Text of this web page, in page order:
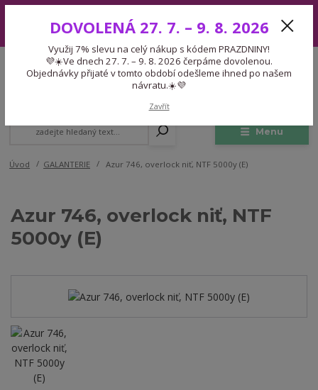
7. – 9. 8. 2026 čerpáme dovolenou. Objednávky přijaté v tomto období
odešleme ihned po našem návratu.☀️💜
Menu
CZK
Expedice 775 866 913
Po-Čt 9-15:30 Pá 9-14:30 Pauza 13-13:45
Úvod GALANTERIE Azur 746, overlock niť, NTF 5000y (E)
Azur 746, overlock niť, NTF
5000y (E)
DOVOLENÁ 27. 7. – 9. 8. 2026
Využij 7% slevu na celý nákup s kódem PRAZDNINY!
💜☀️Ve dnech 27. 7. – 9. 8. 2026 čerpáme dovolenou.
Objednávky přijaté v tomto období odešleme ihned po našem
návratu.☀️💜
Zavřít